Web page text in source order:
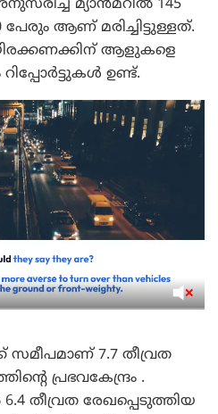
മ്യാൻമറിൽ 145
ആണ് മരിച്ചിട്ടുള്ളത്.
ആളുകളെ
ഉണ്ട്.
സമീപമാണ് 7.7 തീവ്രത
പ്രഭവകേന്ദ്രം .
തീവ്രത രേഖപ്പെടുത്തിയ